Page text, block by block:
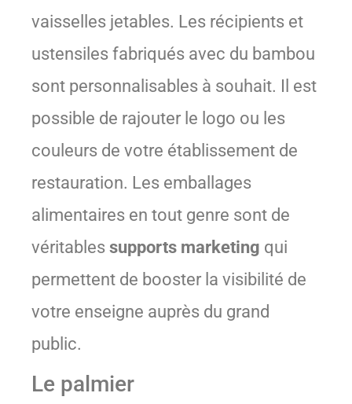
vaisselles jetables. Les récipients et
ustensiles fabriqués avec du bambou
sont personnalisables à souhait. Il est
possible de rajouter le logo ou les
couleurs de votre établissement de
restauration. Les emballages
alimentaires en tout genre sont de
véritables supports marketing qui
permettent de booster la visibilité de
votre enseigne auprès du grand
public.
Le palmier